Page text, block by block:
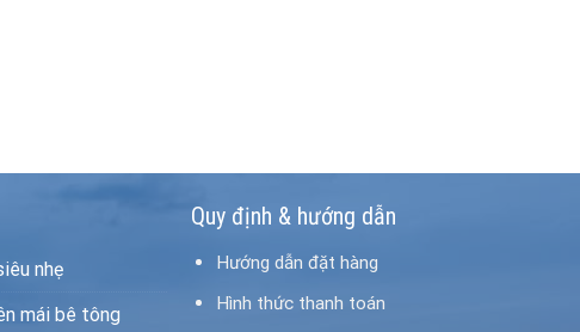
nhẹ
mái bê tông
Quy định & hướng dẫn
Hướng dẫn đặt hàng
Hình thức thanh toán